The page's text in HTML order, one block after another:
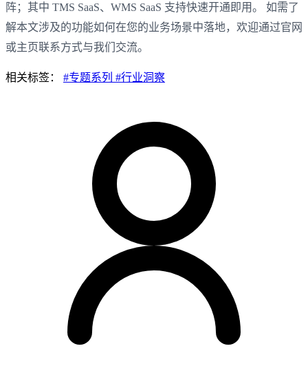
阵；其中 TMS SaaS、WMS SaaS 支持快速开通即用。 如需了
解本文涉及的功能如何在您的业务场景中落地，欢迎通过官网
或主页联系方式与我们交流。
相关标签： #专题系列 #行业洞察